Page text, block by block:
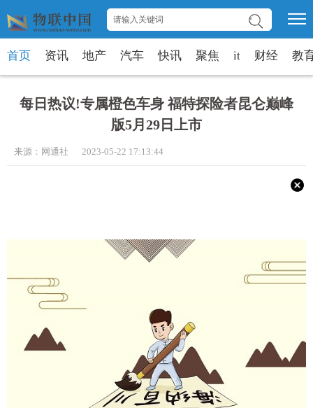
首页 资讯 地产 汽车 快讯 聚焦 it 财经 教
每日热议!专属橙色车身 福特探险者昆仑巅峰
版5月29日上市
来源：网通社 2023-05-22 17:13:44